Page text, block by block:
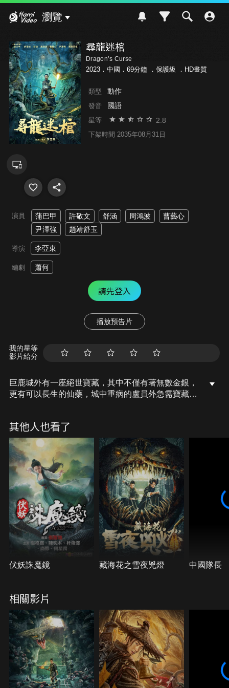
瀏覽
尋龍迷棺
Dragon’s Curse
2023．中國．69分鐘 ． 保護級 ．HD畫質
類型 動作
發音 國語
星等 2.8
下架時間 2035年08月31日
演員 蒲巴甲 許敬文 舒涵 周鴻波
曹藝心
尹澤強
趙靖舒玉
導演 李亞東
編劇 蕭何
請先登入
播放預告片
我的星等
影片給分
巨鹿城外有一座絕世寶藏，其中不僅有著無數金銀，
更有可以長生的仙藥，城中重病的盧員外急需寶藏中
憑藉家傳秘術找到了寶藏入口，卻不料更多的危險正
潛伏在前方的陰影之中，他們能否順利拿到寶藏？
其他人也看了
伏妖誅魔鏡 藏海花之雪夜兇燈 中國隊長
相關影片